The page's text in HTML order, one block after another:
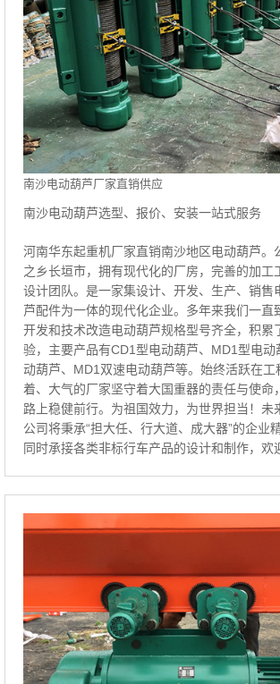
南沙电动葫芦厂家直销供应
南沙电动葫芦选型、报价、安装一站式服务
河南华东起重机厂家直销南沙地区电动葫芦。
之乡长垣市，拥有现代化的厂房，完善的加工
设计团队。是一家集设计、开发、生产、销售
芦配件为一体的现代化企业。多年来我们一直
开发和技术改造电动葫芦规格型号齐全，积累
验，主要产品有CD1型电动葫芦、MD1型电动
动葫芦、MD1双速电动葫芦等。始终活跃在工
着、大气的厂家坚守着大国重器的责任与使命
路上稳健前行。为祖国效力，为世界担当！未
公司将秉承“担大任、行大道、成大器”的企业精
同时承接各类非标行车产品的设计和制作，欢